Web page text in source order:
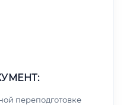
переподготовке